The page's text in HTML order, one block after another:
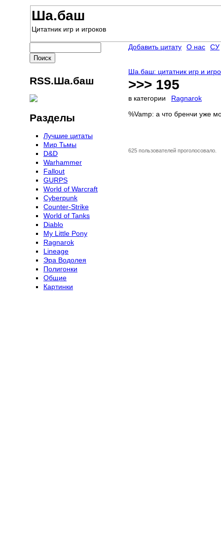
Ша.баш
Цитатник игр и игроков
Ша.баш: цитатник игр и
>>> 195
в категории
Ragnarok
%Vamp: а что бренчи уже
625 пользователей проголосовало.
Добавить цитату О нас СУ
RSS.Ша.баш
Разделы
Лучшие цитаты
Мир Тьмы
D&D
Warhammer
Fallout
GURPS
World of Warcraft
Сyberpunk
Counter-Strike
World of Tanks
Diablo
My Little Pony
Ragnarok
Lineage
Эра Водолея
Полигонки
Общие
Картинки